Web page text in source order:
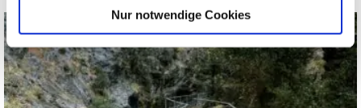
Informationen zu den einzelnen Cookies finden Sie unter
„Details zeigen“). Wenn Sie dies nicht wünschen, können
Sie schlicht „Auswahl übernehmen“ wählen (in diesem
Fall werden nur die notwendigen Cookies und ggf. weitere
von Ihnen zusätzlich angeklickte Cookies bzw. Cookie-
Nur notwendige Cookies